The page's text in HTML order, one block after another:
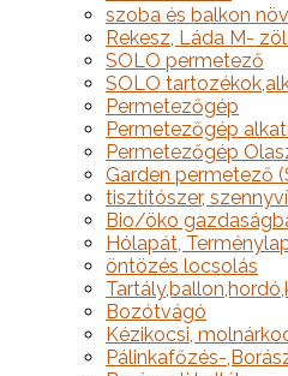
szoba és balkon
Rekesz, Láda M-
SOLO permetező
SOLO
Permetezőgép
Permetezőgép
Permetezőgép
Garden permetező
tisztítószer,
Bio/öko
Hólapát,
öntözés locsolás
Bozótvágó
Kézikocsi,
Pálinkafőzés-